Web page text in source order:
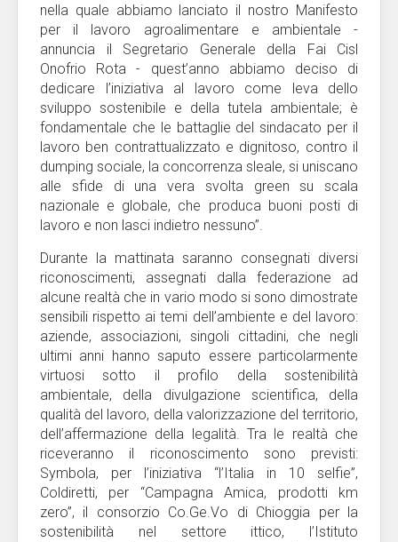
nella quale abbiamo lanciato il nostro Manifesto
per il lavoro agroalimentare e ambientale -
annuncia il Segretario Generale della Fai Cisl
Onofrio Rota - quest’anno abbiamo deciso di
dedicare l’iniziativa al lavoro come leva dello
sviluppo sostenibile e della tutela ambientale; è
fondamentale che le battaglie del sindacato per il
lavoro ben contrattualizzato e dignitoso, contro il
dumping sociale, la concorrenza sleale, si uniscano
alle sfide di una vera svolta green su scala
nazionale e globale, che produca buoni posti di
lavoro e non lasci indietro nessuno”.
Durante la mattinata saranno consegnati diversi
riconoscimenti, assegnati dalla federazione ad
alcune realtà che in vario modo si sono dimostrate
sensibili rispetto ai temi dell’ambiente e del lavoro:
aziende, associazioni, singoli cittadini, che negli
ultimi anni hanno saputo essere particolarmente
virtuosi sotto il profilo della sostenibilità
ambientale, della divulgazione scientifica, della
qualità del lavoro, della valorizzazione del territorio,
dell’affermazione della legalità. Tra le realtà che
riceveranno il riconoscimento sono previsti:
Symbola, per l’iniziativa “l’Italia in 10 selfie”,
Coldiretti, per “Campagna Amica, prodotti km
zero”, il consorzio Co.Ge.Vo di Chioggia per la
sostenibilità nel settore ittico, l’Istituto